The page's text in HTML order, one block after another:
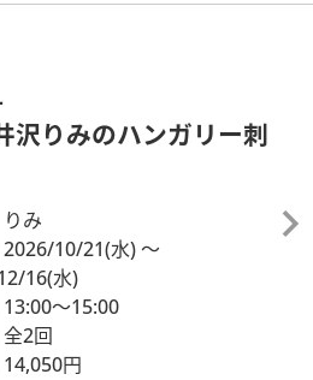
沢りみのハンガリー刺
み
2026/10/21(水)～
16(水)
～15:00
2回
円